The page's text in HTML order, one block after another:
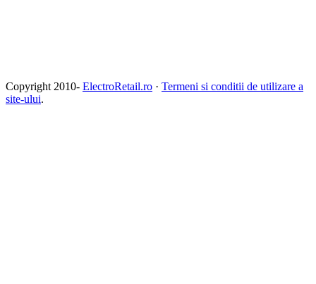
Copyright 2010- ElectroRetail.ro · Termeni si conditii de utilizare a
site-ului.